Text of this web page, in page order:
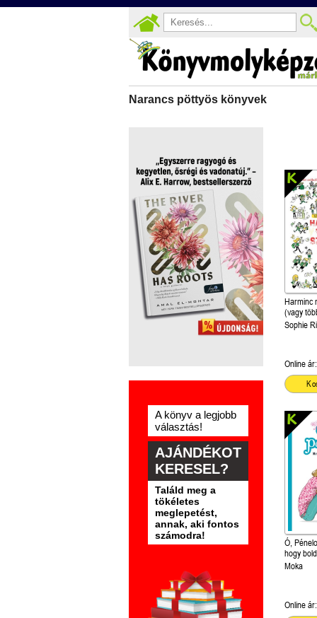
Narancs pöttyös könyvek
A könyv a legjobb
választás!
AJÁNDÉKOT
KERESEL?
Találd meg a
tökéletes
meglepetést,
annak, aki fontos
számodra!
Harminc
(vagy
Sophie
Online ár:
Ó,
hogy
Moka
Online ár: